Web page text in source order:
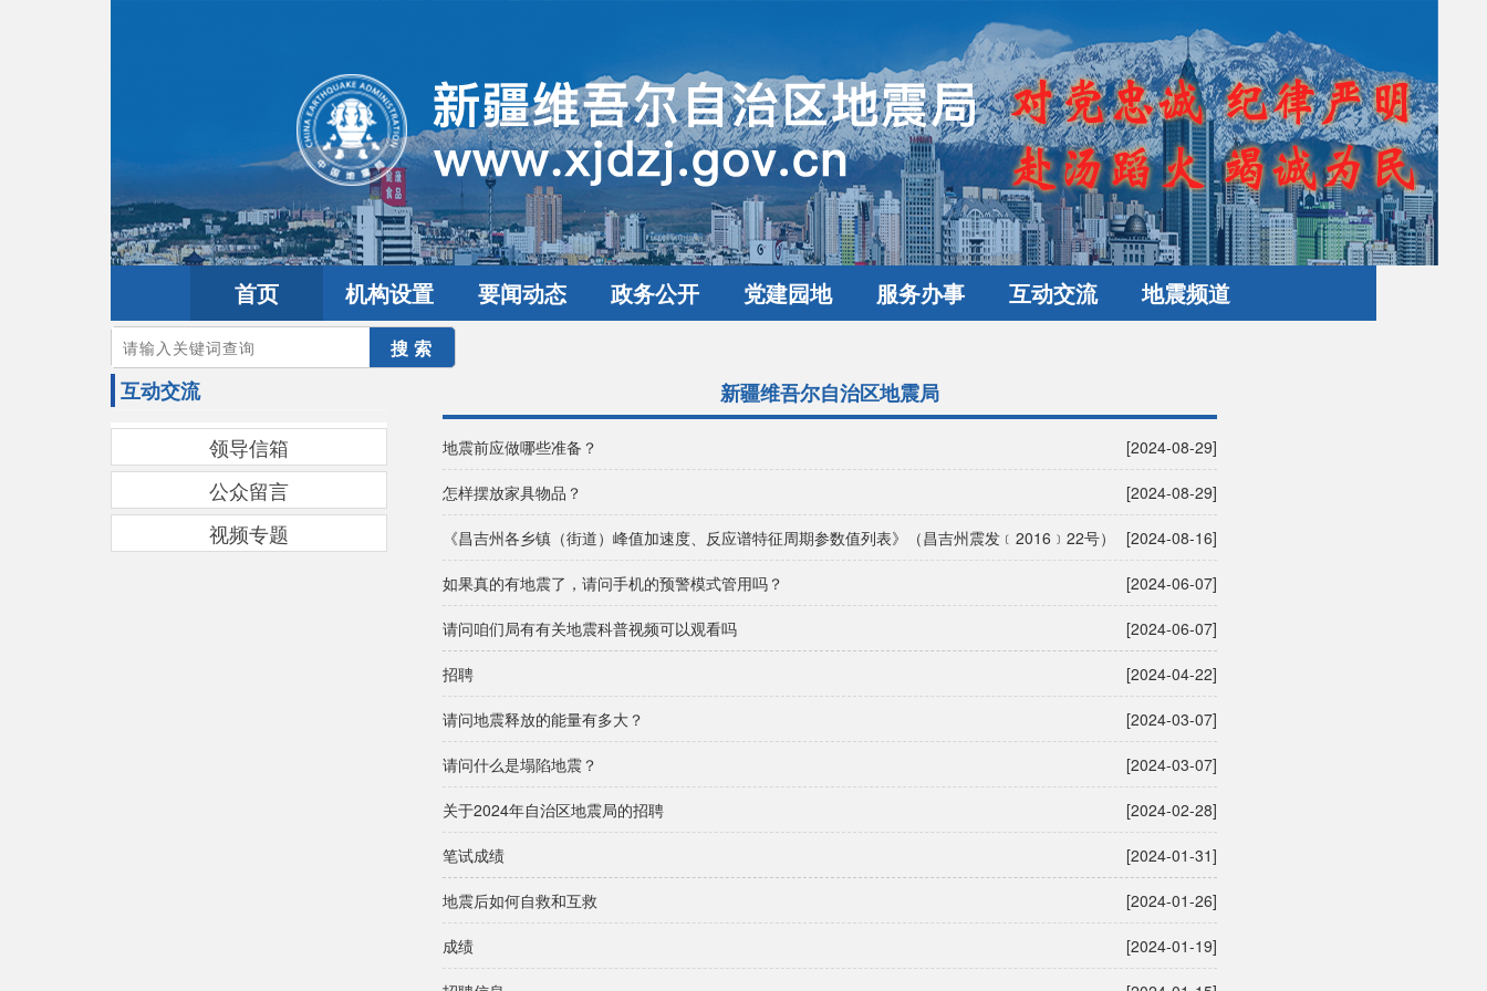
首页 机构设置 要闻动态 政务公开 党建园地 服务办事 互动交流 地震频道
您的当前位置：首页>互动交流
互动交流
领导信箱
公众留言
视频专题
新疆维吾尔自治区地震局
地震前应做哪些准备？ [2024-08-29]
怎样摆放家具物品？ [2024-08-29]
《昌吉州各乡镇（街道）峰值加速度、反应谱特征周期参数值列表》（昌吉州震发﹝2016﹞22号） [2024-08-16]
如果真的有地震了，请问手机的预警模式管用吗？ [2024-06-07]
请问咱们局有有关地震科普视频可以观看吗 [2024-06-07]
招聘 [2024-04-22]
请问地震释放的能量有多大？ [2024-03-07]
请问什么是塌陷地震？ [2024-03-07]
关于2024年自治区地震局的招聘 [2024-02-28]
笔试成绩 [2024-01-31]
地震后如何自救和互救 [2024-01-26]
成绩 [2024-01-19]